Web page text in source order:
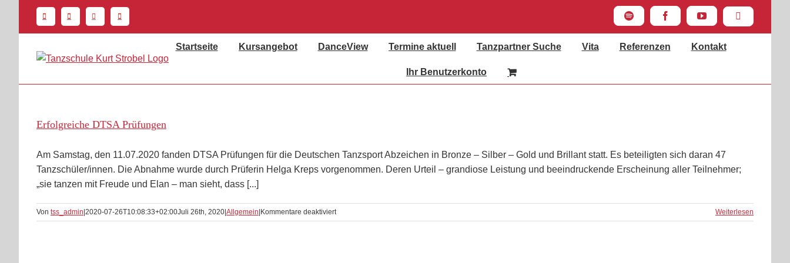
springen
Spotify FacebookYouTube Instagram
Startseite Kursangebot DanceView Termine aktuell Tanzpartner Suche Vita Referenzen Kontakt
Ihr Benutzerkonto
Erfolgreiche DTSA Prüfungen
Am Samstag, den 11.07.2020 fanden DTSA Prüfungen für die Deutschen Tanzsport Abzeichen in Bronze – Silber – Gold und Brillant statt. Es beteiligten sich daran 47
Tanzschüler/innen. Die Abnahme wurde durch Prüferin Helga Kreps vorgenommen. Deren Urteil – grandiose Leistung und beeindruckende Erscheinung aller Teilnehmer;
„sie tanzen mit Freude und Elan – man sieht, dass [...]
Von tss_admin 2020-07-26T10:08:33+02:00Juli 26th, 2020 Allgemein Kommentare deaktiviertfür
Erfolgreiche
Weiterlesen